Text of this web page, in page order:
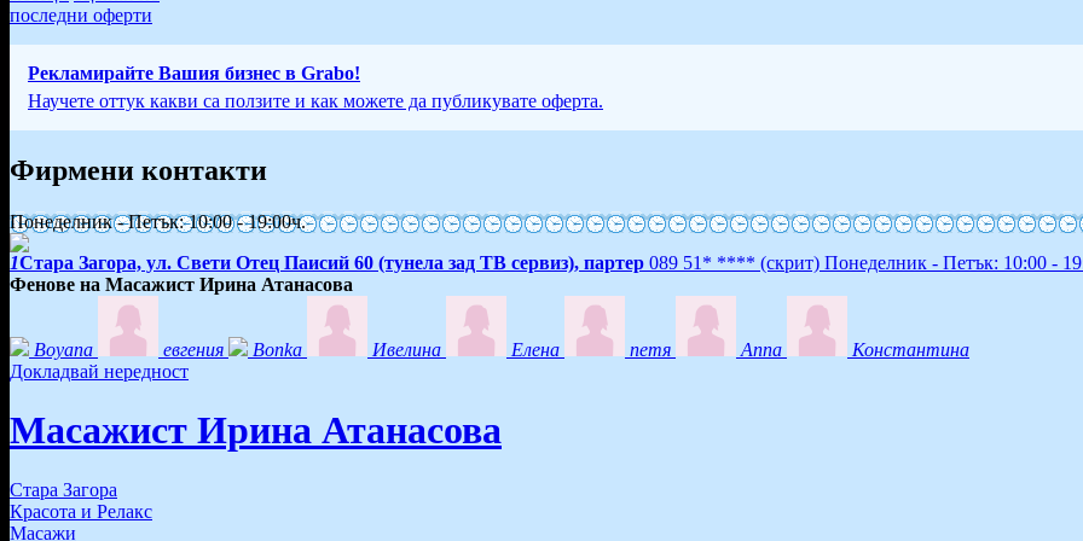
последни оферти
Рекламирайте Вашия бизнес в Grabo!
Научете оттук какви са ползите и как можете да публикувате оферта.
Фирмени контакти
Понеделник - Петък: 10:00 - 19:00ч.
1Стара Загора, ул. Свети Отец Паисий 60 (тунела зад ТВ сервиз), партер 089 51* **** (скрит) Понеделник - Петък: 10:00 -
Фенове на Масажист Ирина Атанасова
Boyana евгения Bonka Ивелина Елена петя Anna
Константина
Докладвай нередност
Масажист Ирина Атанасова
Стара Загора
Красота и Релакс
Масажи